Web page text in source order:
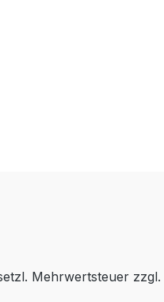
Mehrwertsteuer zzgl.